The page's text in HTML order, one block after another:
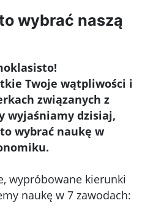
wybrać naszą
Twoje wątpliwości i
związanych z
wyjaśniamy dzisiaj,
wybrać naukę w
wypróbowane kierunki
naukę w 7 zawodach: